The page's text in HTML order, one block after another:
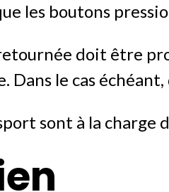
les boutons
doit être
Dans le cas
sont à la charge